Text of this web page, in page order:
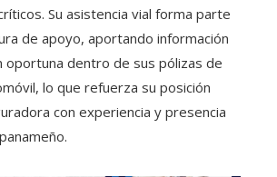
Su asistencia vial forma parte
de apoyo, aportando información
oportuna dentro de sus pólizas de
lo que refuerza su posición
con experiencia y presencia